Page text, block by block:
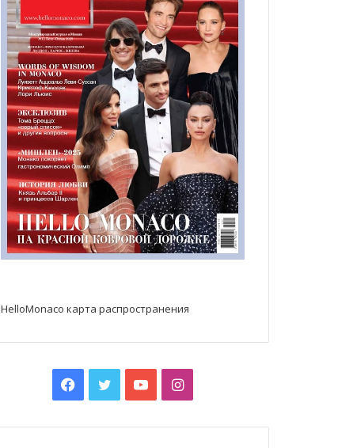
HelloMonaco карта распространения
Facebook
TwitterYouTubeInstagram